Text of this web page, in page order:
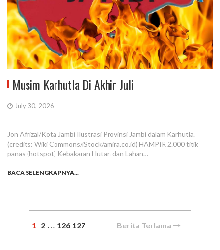
Musim Karhutla Di Akhir Juli
July 30, 2026
Jon Afrizal/Kota Jambi Ilustrasi Provinsi Jambi dalam Karhutla.
(credits: Wiki Commons/iStock/amira.co.id) HAMPIR 2.000 titik
panas (hotspot) Kebakaran Hutan dan Lahan…
BACA SELENGKAPNYA...
1 2 … 126 127 Berita Terlama